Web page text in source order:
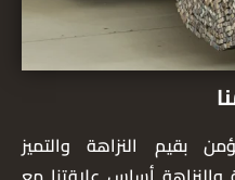
بقيم النزاهة والتميز